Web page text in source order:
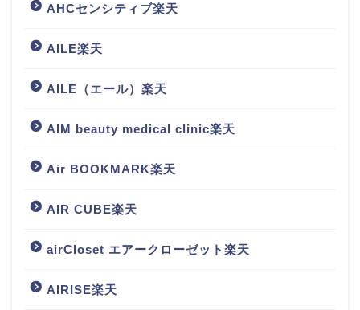
AHCセンシティブ楽天
AILE楽天
AILE（エール）楽天
AIM beauty medical clinic楽天
Air BOOKMARK楽天
AIR CUBE楽天
airCloset エアークローゼット楽天
AIRISE楽天